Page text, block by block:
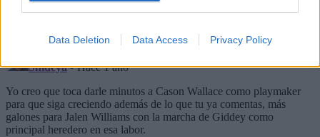
Data Deletion Data Access Privacy Policy